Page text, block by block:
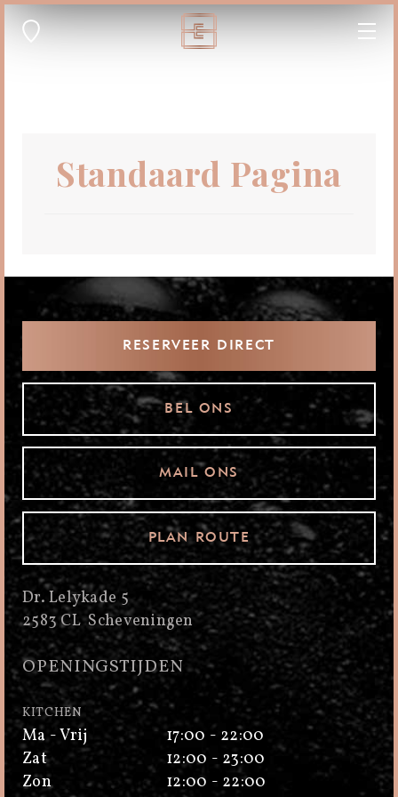
Standaard Pagina
RESERVEER DIRECT
BEL ONS
MAIL ONS
PLAN ROUTE
Dr. Lelykade 5
2583 CL Scheveningen
OPENINGSTIJDEN
KITCHEN
Ma - Vrij
17:00 - 22:00
Zat
12:00 - 23:00
Zon
12:00 - 22:00